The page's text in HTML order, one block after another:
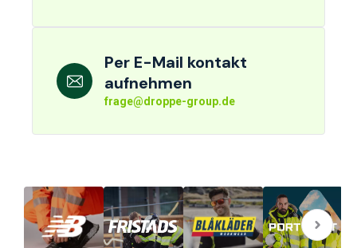
Per E-Mail kontakt
aufnehmen
frage@droppe-group.de